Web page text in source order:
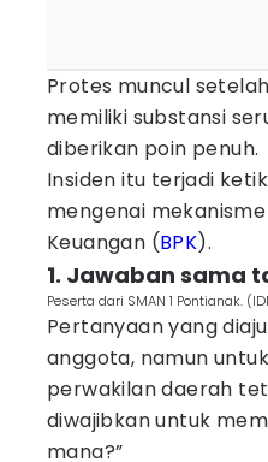
Protes muncul
memiliki substansi
diberikan poin penuh.
Insiden itu terjadi
mengenai
Keuangan (BPK).
1. Jawaban sama
Peserta dari SMAN 1 Pontianak.
Pertanyaan yang
anggota, namun
perwakilan daerah
diwajibkan untuk
mana?”